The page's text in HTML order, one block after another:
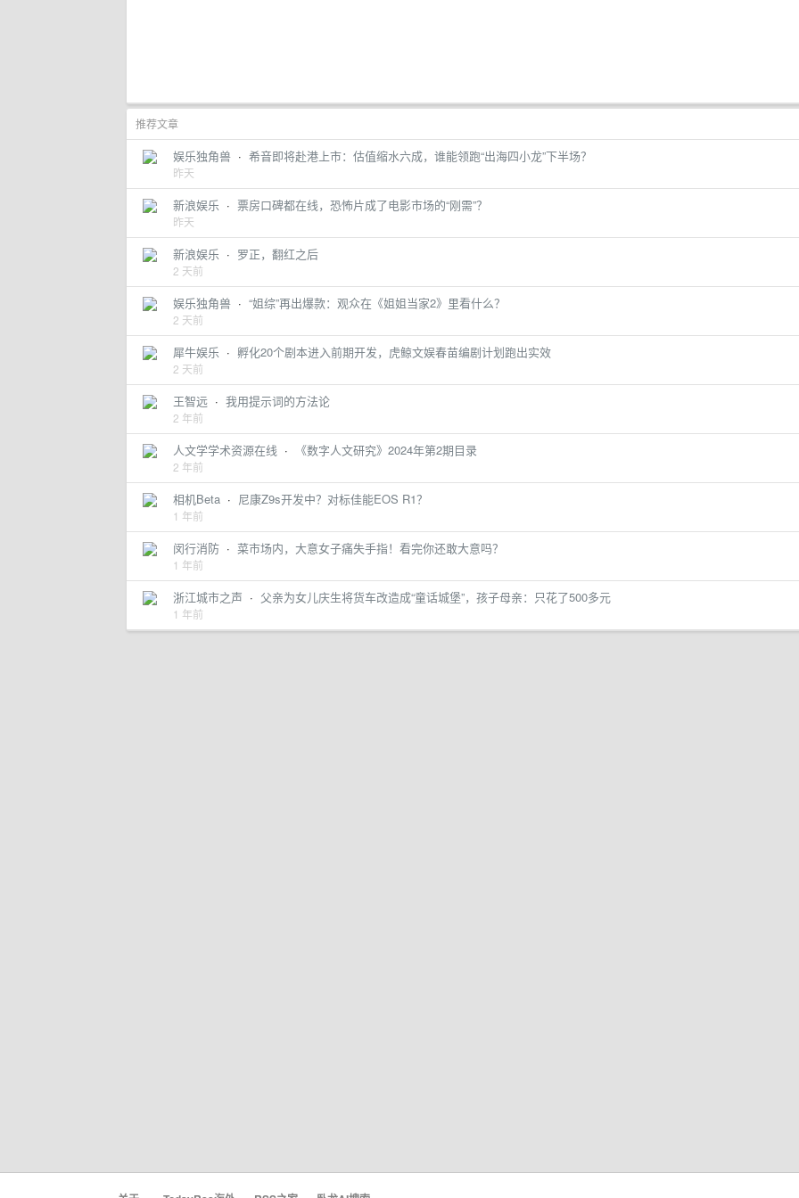
推荐文章
娱乐独角兽 · 希音即将赴港上市：估值缩水六成，谁能领跑“出海四小龙”下半场？
昨天
新浪娱乐 · 票房口碑都在线，恐怖片成了电影市场的“刚需”？​
昨天
新浪娱乐 · 罗正，翻红之后
2 天前
娱乐独角兽 · “姐综”再出爆款：观众在《姐姐当家2》里看什么？
2 天前
犀牛娱乐 · 孵化20个剧本进入前期开发，虎鲸文娱春苗编剧计划跑出实效
2 天前
王智远 · 我用提示词的方法论
2 年前
人文学学术资源在线 · 《数字人文研究》2024年第2期目录
2 年前
相机Beta · 尼康Z9s开发中？对标佳能EOS R1？
1 年前
闵行消防 · 菜市场内，大意女子痛失手指！看完你还敢大意吗？
1 年前
浙江城市之声 · 父亲为女儿庆生将货车改造成“童话城堡”，孩子母亲：只花了500多元
1 年前